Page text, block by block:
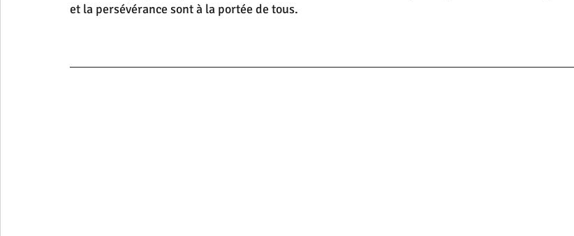
et la persévérance sont à la portée de tous.